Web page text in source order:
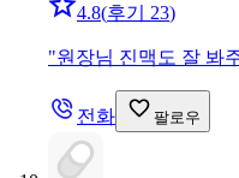
4.8(후기 23)
"원장님 진맥도 잘 봐
전화 팔로우